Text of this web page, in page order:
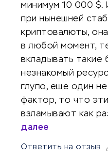
минимум 10 000 $.
при нынешней
криптовалюты,
в любой момент,
вкладывать такие
незнакомый
глупо, еще один
фактор, то что
взламывают как
далее
Ответить на отзыв